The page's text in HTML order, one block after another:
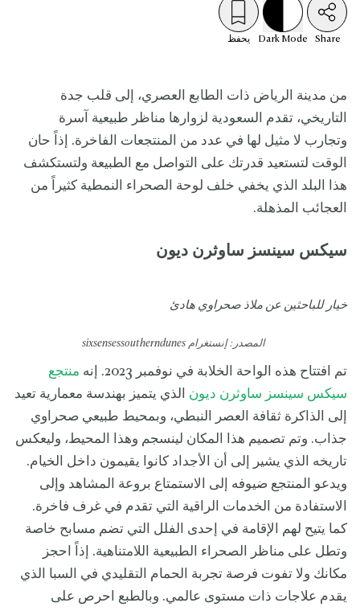
Share
Dark Mode يحفظ
من مدينة الرياض ذات الطابع العصري، إلى قلب جدة
التاريخي، تقدم السعودية لزوارها مناظر طبيعية آسرة
وتجارب لا مثيل لها في عدد من المنتجعات الفاخرة. إذاً حان
الوقت لتستعيد قدرتك على التواصل مع الطبيعة ولتستكشف
هذا البلد الذي يخفي خلف لوحة الصحراء النمطية كثيراً من
العجائب المذهلة.
سيكس سينسز ساوثرن ديون
خيار للباحثين عن ملاذ صحراوي هادئ
المصدر: إنستغرام sixsensessoutherndunes
تم افتتاح هذه الواحة الخلابة في نوفمبر 2023. إنه
منتجع
سيكس سينسز ساوثرن ديون الذي يتميز بهندسة معمارية تعيد
إلى الذاكرة ثقافة العصر النبطي، وبمحيط طبيعي صحراوي
جذاب. وتم تصميم هذا المكان لينسجم وهذا المحيط، وليعكس
تاريخه الذي يشير إلى أن الأجداد كانوا يقيمون داخل الخيام.
ويدعو المنتجع ضيوفه إلى الاستمتاع بروعة المشاهد وإلى
الاستفادة من الخدمات الراقية التي تقدم في غرف فاخرة.
كما يتيح لهم الإقامة في إحدى الفلل التي تضم مسابح خاصة
وتطل على مناظر الصحراء الطبيعية اللامتناهية. إذاً احجز
مكانك ولا تفوت فرصة تجربة الحمام التقليدي في السبا الذي
يقدم علاجات ذات مستوى عالمي. وبالطبع احرص على